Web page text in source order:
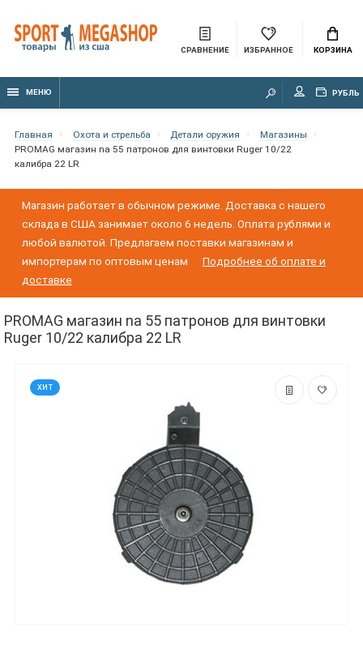
СРАВНЕНИЕ ИЗБРАННОЕ КОРЗИНА
МЕНЮ РУБЛЬ
Главная Охота и стрельба Детали оружия
Магазины
PROMAG магазин na 55 патронов для винтовки Ruger 10/22
калибра 22 LR
Магазин работает в обычном режиме. Доставка с нашего
склада в США занимает около 6 недель. Оплата рублями и
любой валютой. Предлагаем поставки магазинам и
импортерам по оптовым ценам
Подробнее об оплате и
доставке
PROMAG магазин na 55 патронов для винтовки
Ruger 10/22 калибра 22 LR
ХИТ